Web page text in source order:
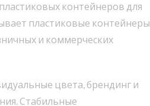
контейнеров для
пластиковые контейнеры
и коммерческих
цвета, брендинг и
Стабильные